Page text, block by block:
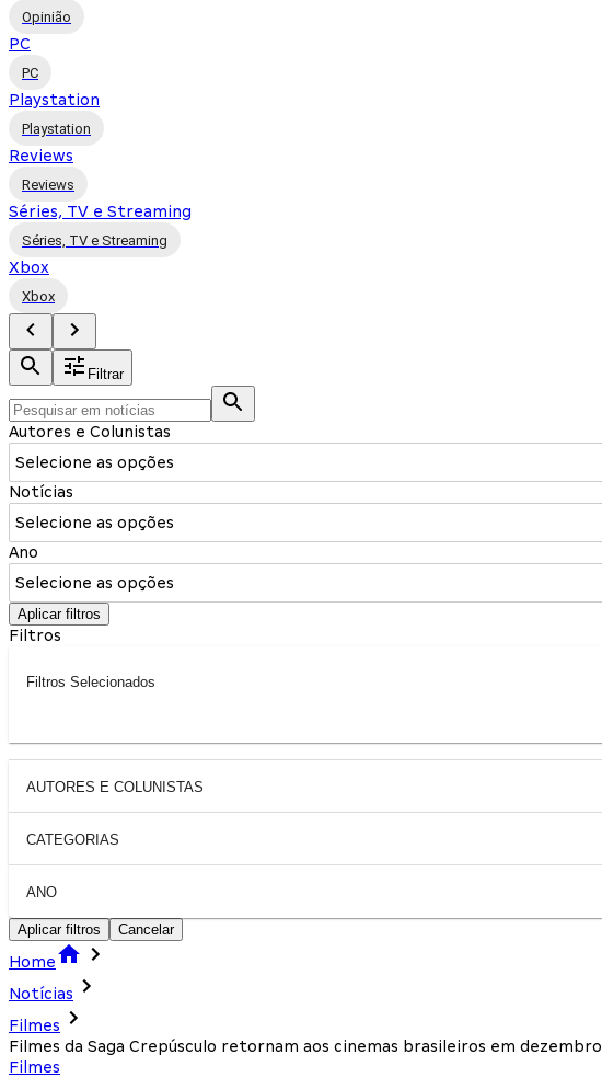
Opinião
PC
PC
Playstation
Playstation
Reviews
Reviews
Séries, TV e Streaming
Séries, TV e Streaming
Xbox
Xbox
Filtrar
Autores e Colunistas
Selecione as opções
Notícias
Selecione as opções
Ano
Selecione as opções
Aplicar filtros
Filtros
Filtros Selecionados
AUTORES E COLUNISTAS
CATEGORIAS
ANO
Aplicar filtros Cancelar
Home
Notícias
Filmes
Filmes da Saga Crepúsculo retornam aos cinemas brasileiros em dezembro
Filmes